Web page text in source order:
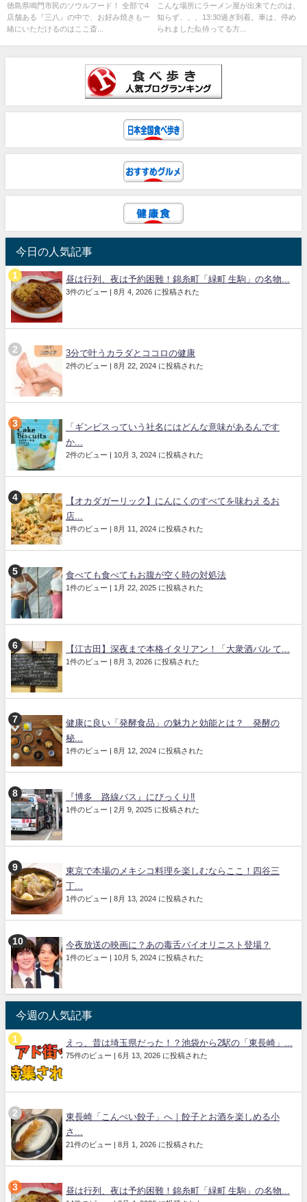
徳島県鳴門市民のソウルフード！ 全部で4
店舗ある『三八』の中で、お好み焼きも一
緒にいただけるのはここ斎...
こんな場所にラーメン屋が出来てたのは、
知らず、、、13:30過ぎ到着。車は、停め
られました🙋待ってる方...
今日の人気記事
昼は行列、夜は予約困難！錦糸町「緑町 生駒」の名物...
3件のビュー 8月 4, 2026 に投稿された
3分で叶うカラダとココロの健康
2件のビュー 8月 22, 2024 に投稿された
「ギンビスっていう社名にはどんな意味があるんです
か...
2件のビュー 10月 3, 2024 に投稿された
【オカダガーリック】にんにくのすべてを味わえるお
店...
1件のビュー 8月 11, 2024 に投稿された
食べても食べてもお腹が空く時の対処法
1件のビュー 1月 22, 2025 に投稿された
【江古田】深夜まで本格イタリアン！「大衆酒バル て...
1件のビュー 8月 3, 2026 に投稿された
健康に良い「発酵食品」の魅力と効能とは？ 発酵の
秘...
1件のビュー 8月 12, 2024 に投稿された
『博多 路線バス』にびっくり‼️
1件のビュー 2月 9, 2025 に投稿された
東京で本場のメキシコ料理を楽しむならここ！四谷三
丁...
1件のビュー 8月 13, 2024 に投稿された
今夜放送の映画に？あの毒舌バイオリニスト登場？
1件のビュー 10月 5, 2024 に投稿された
今週の人気記事
えっ、昔は埼玉県だった！？池袋から2駅の「東長崎」...
75件のビュー 6月 13, 2026 に投稿された
東長崎「こんぺい餃子」へ｜餃子とお酒を楽しめる小
さ...
21件のビュー 8月 1, 2026 に投稿された
昼は行列、夜は予約困難！錦糸町「緑町 生駒」の名物...